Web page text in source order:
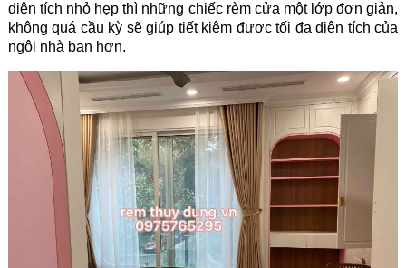
diện tích nhỏ hẹp thì những chiếc rèm cửa một lớp đơn giản,
không quá cầu kỳ sẽ giúp tiết kiệm được tối đa diện tích của
ngôi nhà bạn hơn.